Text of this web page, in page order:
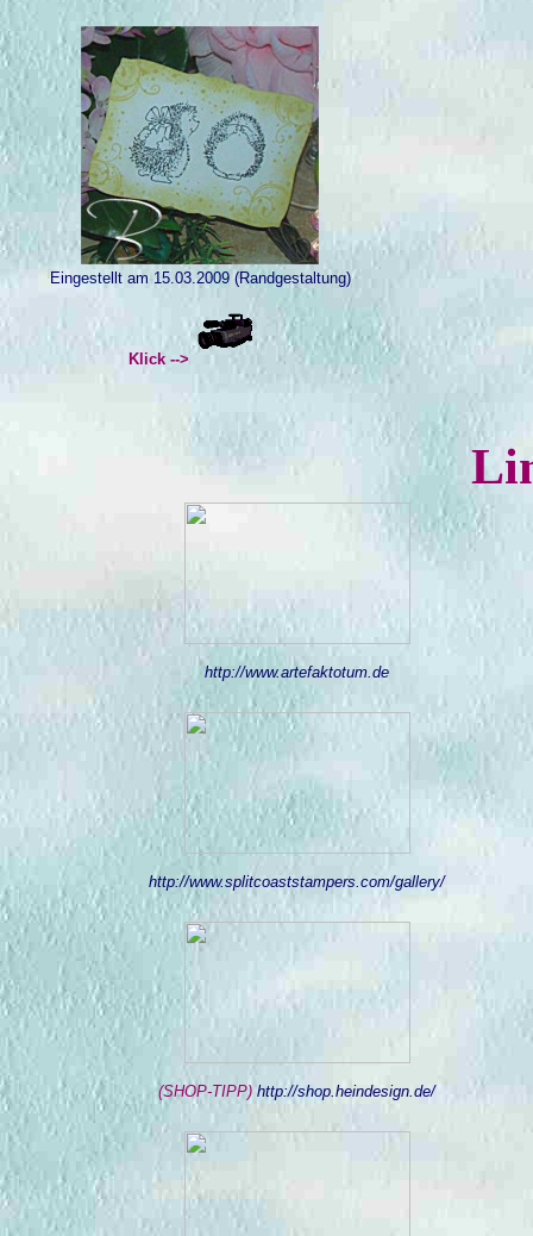
Eingestellt am 15.03.2009(Randgestaltung)
Klick -->
http://www.artefaktotum.de
http://www.splitcoaststampers.com/gallery/
(SHOP-TIPP) http://shop.heindesign.de/